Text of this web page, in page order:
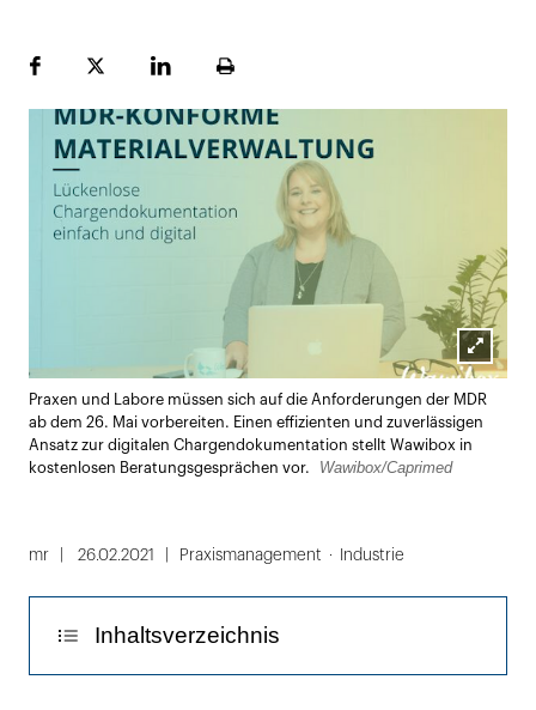
FacebookPlattformLinekdInSeite
Lightbox
öffnen
Praxen und Labore müssen sich auf die Anforderungen der MDR
ab dem 26. Mai vorbereiten. Einen effizienten und zuverlässigen
Ansatz zur digitalen Chargendokumentation stellt Wawibox in
kostenlosen Beratungsgesprächen vor.
Wawibox/Caprimed
mr 26.02.2021 Praxismanagement Industrie
Inhaltsverzeichnis